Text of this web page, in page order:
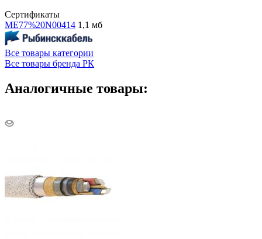
Сертификаты
ME77%20N00414 1,1 мб
Все товары категории
Все товары бренда РК
Аналогичные товары: